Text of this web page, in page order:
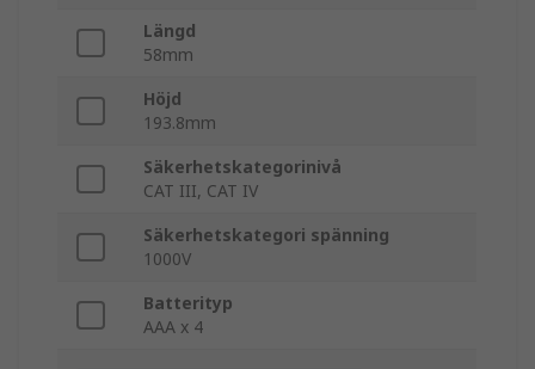
Längd
58mm
Höjd
193.8mm
Säkerhetskategorinivå
CAT III, CAT IV
Säkerhetskategori spänning
1000V
Batterityp
AAA x 4